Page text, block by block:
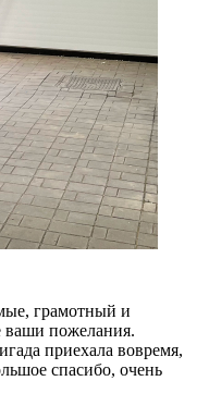
грамотный и
ваши пожелания.
приехала вовремя,
спасибо, очень